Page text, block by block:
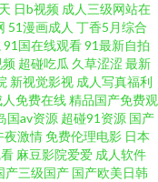
国产黑丝足交 国产一区二
啪 久久av潮吹av 丝袜另类
赵恩静 国产变态另类 伊人
生看片 91偷怕 97超碰在线
日b视频 成人三级网站在
51漫画成人 丁香5月综合
91国在线观看91最新自拍
频 超碰吃瓜 久草涩涩 最新
新视觉影视 成人写真福利
人免费在线精品国产免费观
国av资源 超碰91资源 国产
夜激情免费伦理电影 日本
麻豆影院爱爱 成人软件
产三级国产 国产欧美日韩